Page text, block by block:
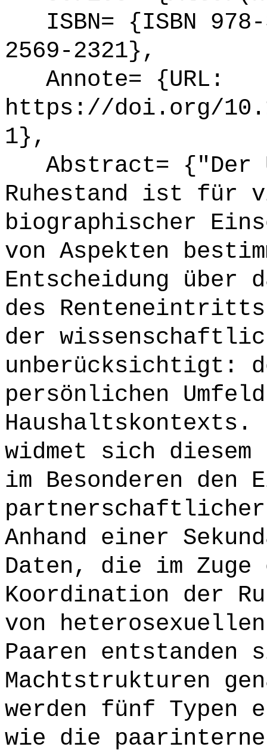
ISBN= {ISBN 978-
2569-2321},
Annote= {URL:
https://doi.org/
1},
Abstract= {"Der
Ruhestand ist für
biographischer
von Aspekten
Entscheidung über
des
der
unberücksichtigt:
persönlichen
widmet sich
im Besonderen den
Anhand einer
Daten, die im Zuge
Koordination der
von
Paaren entstanden
Machtstrukturen
werden fünf
wie die